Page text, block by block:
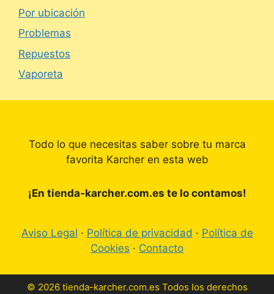
Por ubicación
Problemas
Repuestos
Vaporeta
Todo lo que necesitas saber sobre tu marca
favorita Karcher en esta web
¡En tienda-karcher.com.es te lo contamos!
Aviso Legal · Política de privacidad · Política de
Cookies · Contacto
© 2026 tienda-karcher.com.es Todos los derechos